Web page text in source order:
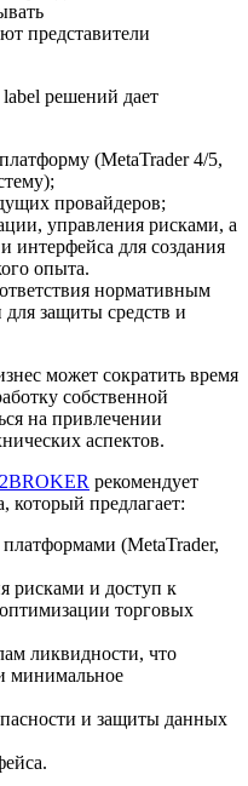
представители
решений дает
(MetaTrader 4/5,
провайдеров;
управления рисками, а
интерфейса для создания
опыта.
нормативным
для защиты средств и
может сократить время
собственной
на привлечении
аспектов.
рекомендует
который предлагает:
(MetaTrader,
рисками и доступ к
торговых
ликвидности, что
минимальное
и защиты данных